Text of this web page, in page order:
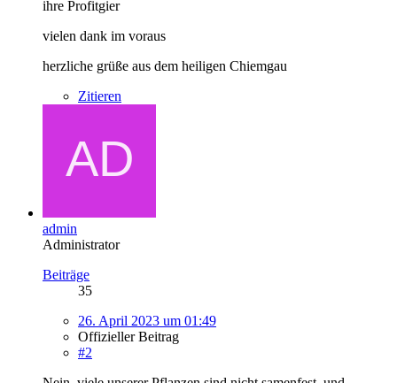
ihre Profitgier
vielen dank im voraus
herzliche grüße aus dem heiligen Chiemgau
Zitieren
admin
Administrator
Beiträge
35
26. April 2023 um 01:49
Offizieller Beitrag
#2